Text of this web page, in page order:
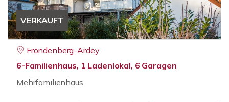
VERKAUFT
Fröndenberg-Ardey
6-Familienhaus, 1 Ladenlokal, 6 Garagen
Mehrfamilienhaus